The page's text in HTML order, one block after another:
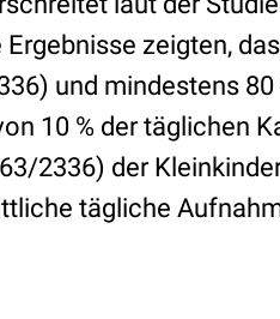
zeigten,
und mindestens
10 % der täglichen
2336) der
tägliche